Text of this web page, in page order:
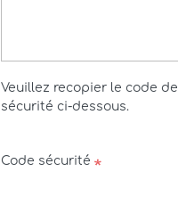
Veuillez recopier le code de
sécurité ci-dessous.
Code sécurité